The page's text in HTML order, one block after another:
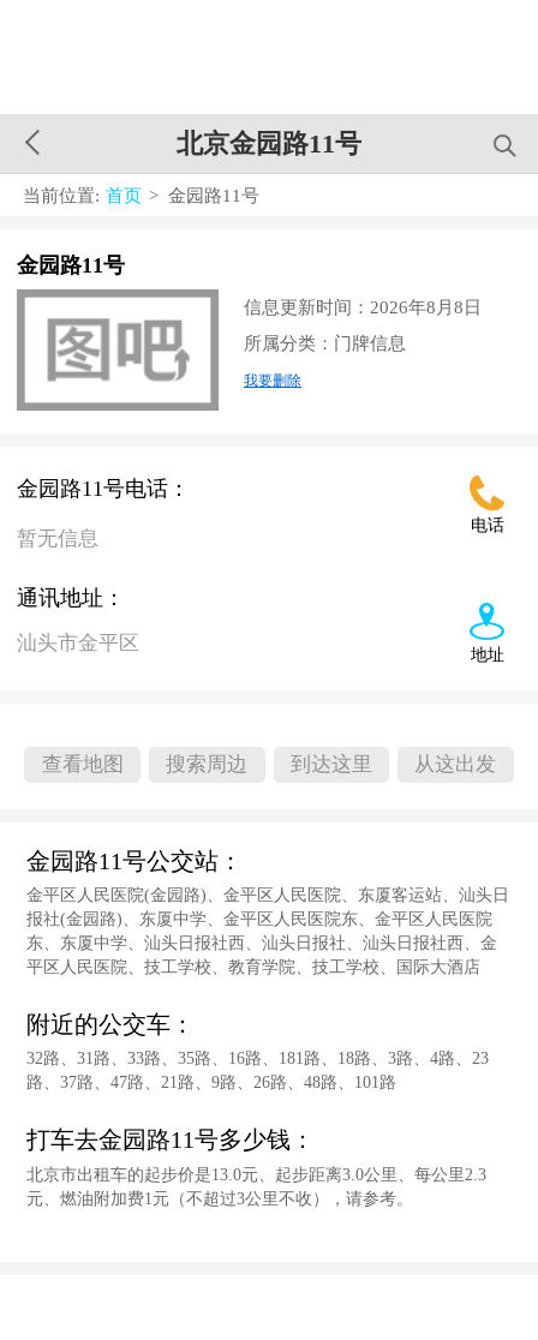
北京金园路11号
当前位置: 首页 > 金园路11号
金园路11号
信息更新时间：2026年8月8日
所属分类：门牌信息
我要删除
电话
金园路11号电话：
暂无信息
地址
通讯地址：
汕头市金平区
查看地图 搜索周边 到达这里 从这出发
金园路11号公交站：
金平区人民医院(金园路)、金平区人民医院、东厦客运站、汕头日
报社(金园路)、东厦中学、金平区人民医院东、金平区人民医院
东、东厦中学、汕头日报社西、汕头日报社、汕头日报社西、金
平区人民医院、技工学校、教育学院、技工学校、国际大酒店
附近的公交车：
32路、31路、33路、35路、16路、181路、18路、3路、4路、23
路、37路、47路、21路、9路、26路、48路、101路
打车去金园路11号多少钱：
北京市出租车的起步价是13.0元、起步距离3.0公里、每公里2.3
元、燃油附加费1元（不超过3公里不收），请参考。